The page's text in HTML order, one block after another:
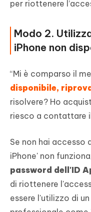
per riottenere
Modo 2.
iPhone non
“Mi è comparso il
disponibile,
risolvere? Ho
riesco a contattare
Se non hai accesso
iPhone' non
password dell'ID
di riottenere
essere l'utilizzo di